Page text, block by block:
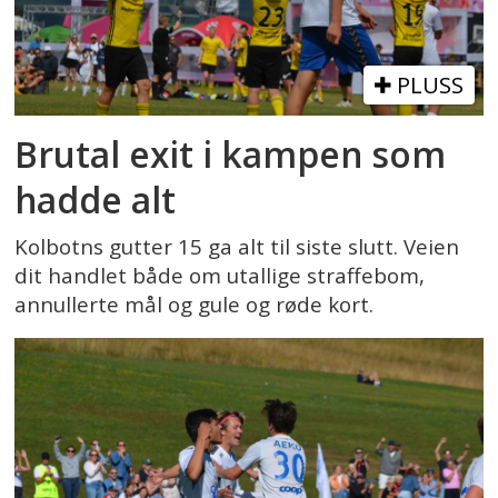
PLUSS
Brutal exit i kampen som
hadde alt
Kolbotns gutter 15 ga alt til siste slutt. Veien
dit handlet både om utallige straffebom,
annullerte mål og gule og røde kort.